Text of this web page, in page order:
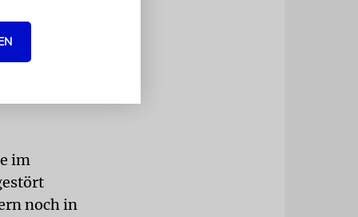
das
im
noch in